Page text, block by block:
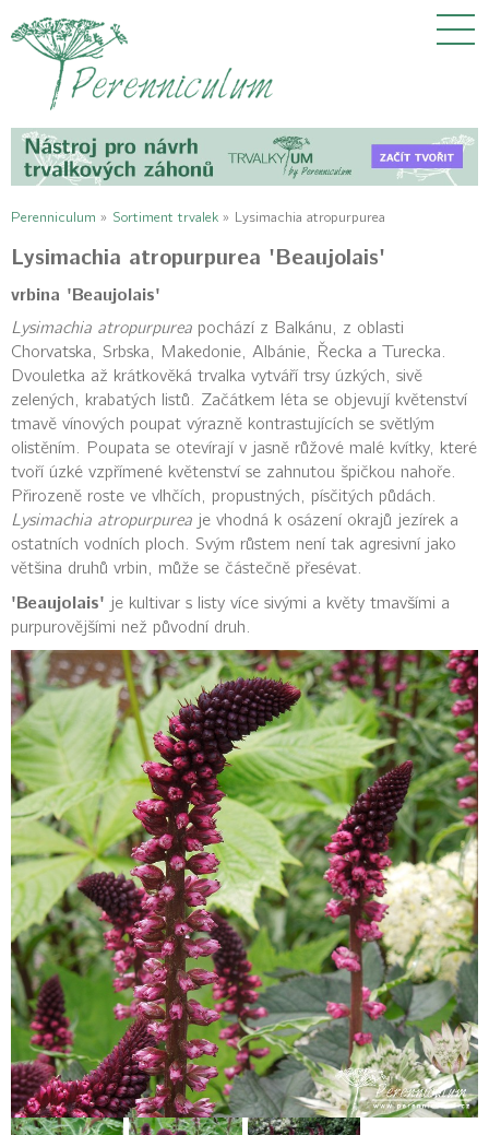
Perenniculum » Sortiment trvalek » Lysimachia atropurpurea
Lysimachia atropurpurea 'Beaujolais'
vrbina 'Beaujolais'
Lysimachia atropurpurea pochází z Balkánu, z oblasti
Chorvatska, Srbska, Makedonie, Albánie, Řecka a Turecka.
Dvouletka až krátkověká trvalka vytváří trsy úzkých, sivě
zelených, krabatých listů. Začátkem léta se objevují květenství
tmavě vínových poupat výrazně kontrastujících se světlým
olistěním. Poupata se otevírají v jasně růžové malé kvítky, které
tvoří úzké vzpřímené květenství se zahnutou špičkou nahoře.
Přirozeně roste ve vlhčích, propustných, písčitých půdách.
Lysimachia atropurpurea je vhodná k osázení okrajů jezírek a
ostatních vodních ploch. Svým růstem není tak agresivní jako
většina druhů vrbin, může se částečně přesévat.
'Beaujolais' je kultivar s listy více sivými a květy tmavšími a
purpurovějšími než původní druh.